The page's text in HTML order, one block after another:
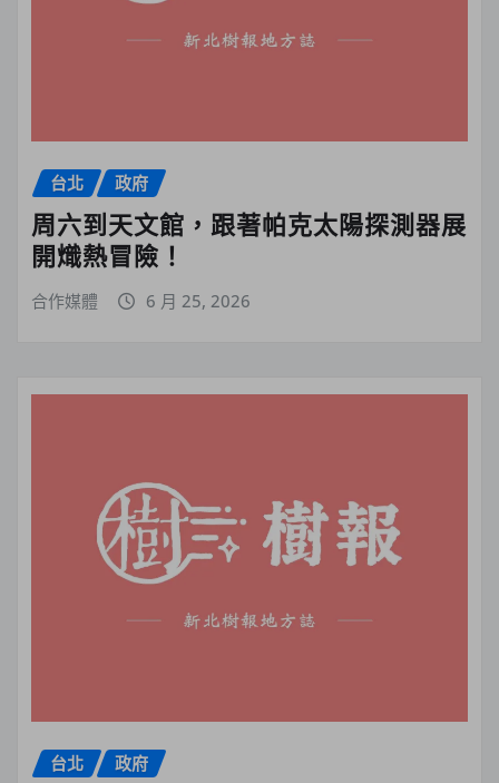
台北 政府
周六到天文館，跟著帕克太陽探測器展
開熾熱冒險！
合作媒體 6 月 25, 2026
台北 政府